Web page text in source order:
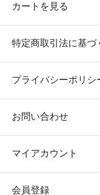
カートを見る
特定商取引法に基づ
プライバシーポリシ
お問い合わせ
マイアカウント
会員登録